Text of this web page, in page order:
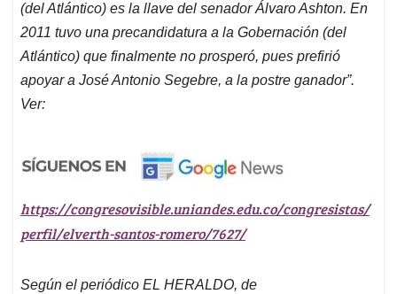
(del Atlántico) es la llave del senador Álvaro Ashton. En
2011 tuvo una precandidatura a la Gobernación (del
Atlántico) que finalmente no prosperó, pues prefirió
apoyar a José Antonio Segebre, a la postre ganador”.
Ver:
https://congresovisible.uniandes.edu.co/congresistas/
perfil/elverth-santos-romero/7627/
Según el periódico EL HERALDO, de